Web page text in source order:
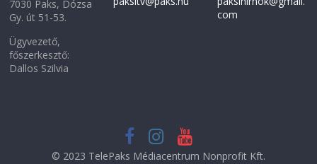
7030 Paks, Dózsa
Gy. út 51-53.
Ügyvezető,
főszerkesztő:
Dallos Szilvia
com
© 2023 TelePaks Médiacentrum Nonprofit Kft.